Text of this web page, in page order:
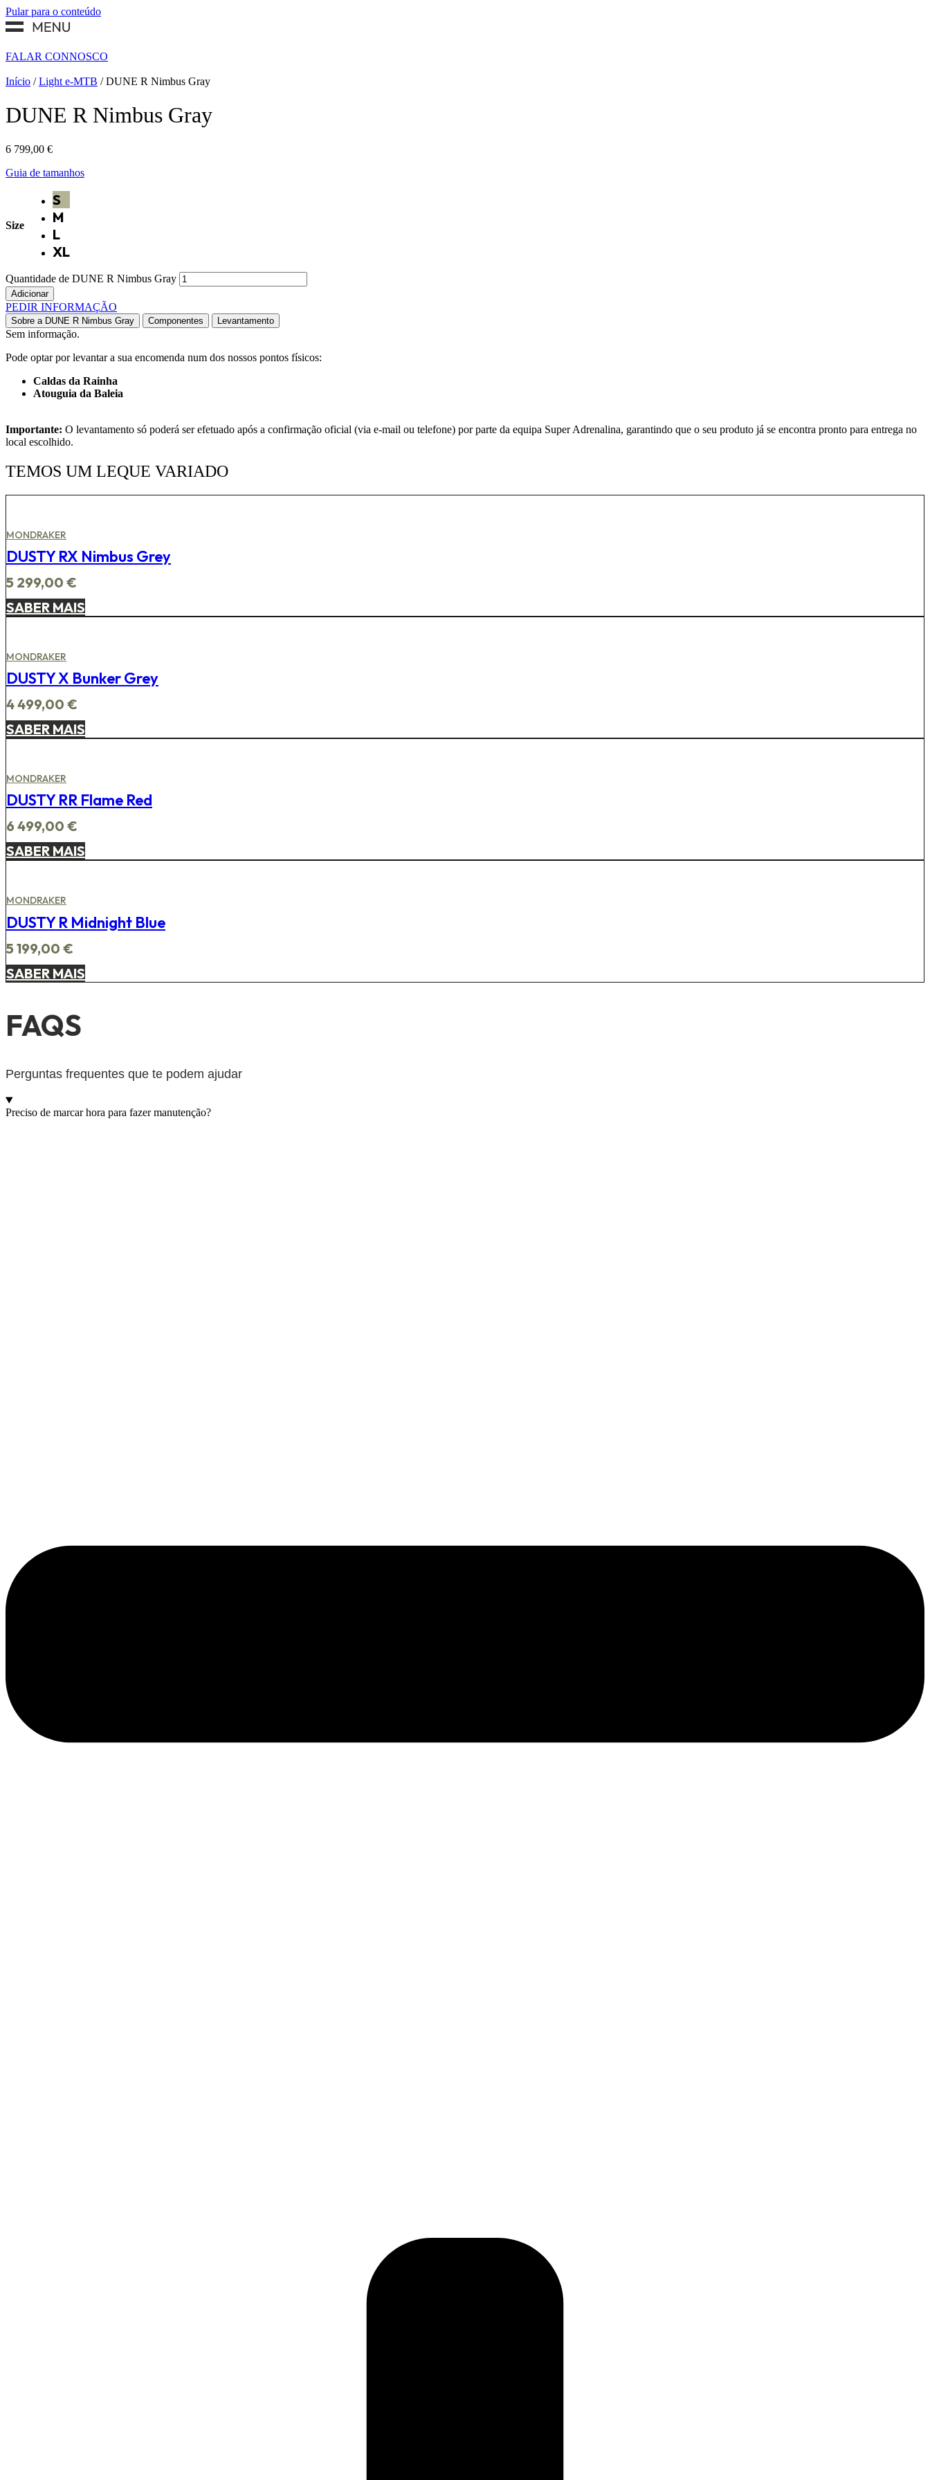
Pular para o conteúdo
FALAR CONNOSCO
Início /Light e-MTB / DUNE R Nimbus Gray
DUNE R Nimbus Gray
6 799,00 €
Guia de tamanhos
Size
S
M
L
XL
Quantidade de DUNE R Nimbus Gray
Adicionar
PEDIR INFORMAÇÃO
Sobre a DUNE R Nimbus Gray Componentes Levantamento
Sem informação.
Pode optar por levantar a sua encomenda num dos nossos pontos físicos:
Caldas da Rainha
Atouguia da Baleia
Importante: O levantamento só poderá ser efetuado após a confirmação oficial (via e-mail ou telefone) por parte da equipa Super Adrenalina, garantindo que o seu produto já se encontra pronto para entrega no
local escolhido.
TEMOS UM LEQUE VARIADO
MONDRAKER
DUSTY RX Nimbus Grey
5 299,00 €
SABER MAIS
MONDRAKER
DUSTY X Bunker Grey
4 499,00 €
SABER MAIS
MONDRAKER
DUSTY RR Flame Red
6 499,00 €
SABER MAIS
MONDRAKER
DUSTY R Midnight Blue
5 199,00 €
SABER MAIS
FAQS
Perguntas frequentes que te podem ajudar
Preciso de marcar hora para fazer manutenção?